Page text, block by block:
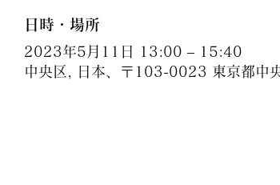
日時・場所
2023年5月11日 13:00 – 15:40
中央区, 日本、〒103-0023 東京都中